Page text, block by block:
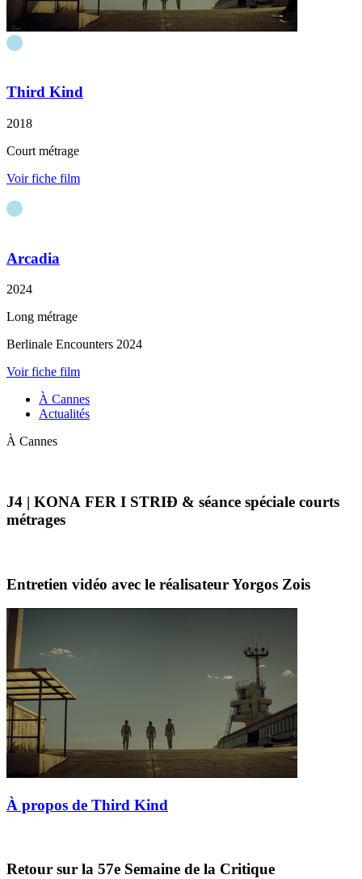
Third Kind
2018
Court métrage
Voir fiche film
Arcadia
2024
Long métrage
Berlinale Encounters 2024
Voir fiche film
À Cannes
Actualités
À Cannes
J4 | KONA FER I STRIÐ & séance spéciale courts
métrages
Entretien vidéo avec le réalisateur Yorgos Zois
À propos de Third Kind
Retour sur la 57e Semaine de la Critique